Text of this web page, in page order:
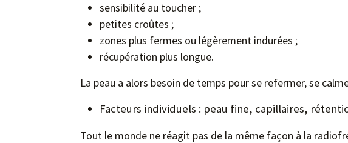
sensibilité au toucher ;
petites croûtes ;
zones plus fermes ou légèrement indurées ;
récupération plus longue.
La peau a alors besoin de temps pour se refermer, se
Facteurs individuels : peau fine, capillaires,
Tout le monde ne réagit pas de la même façon à la